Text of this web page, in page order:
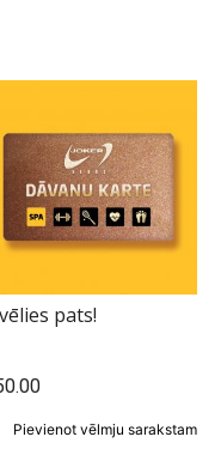
pats!
Pievienot vēlmju sarakstam